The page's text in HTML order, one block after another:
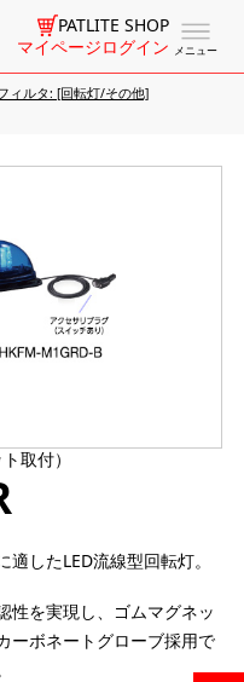
メニュー
PATLITE SHOP
マイページログイン
ィルタ: [回転灯/その他]
取付）
したLED流線型回転灯。
性を実現し、ゴムマグネッ
ーボネートグローブ採用で